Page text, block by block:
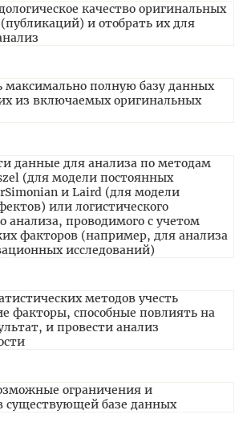
качество оригинальных
и отобрать их для
максимально полную базу данных
из включаемых оригинальных
данные для анализа по методам
(для модели постоянных
и Laird (для модели
или логистического
анализа, проводимого с учетом
факторов (например, для анализа
исследований)
методов учесть
факторы, способные повлиять на
и провести анализ
ограничения и
существующей базе данных